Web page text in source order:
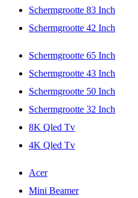
Schermgrootte 83 Inch
Schermgrootte 42 Inch
Schermgrootte 65 Inch
Schermgrootte 43 Inch
Schermgrootte 50 Inch
Schermgrootte 32 Inch
8K Qled Tv
4K Qled Tv
Acer
Mini Beamer